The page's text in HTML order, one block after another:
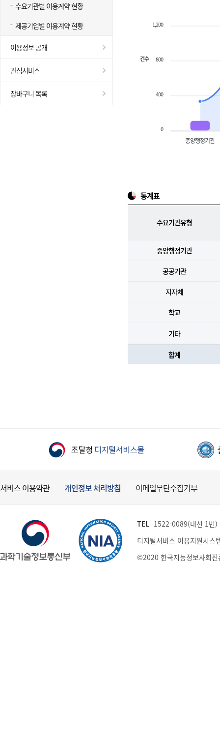
수요기관별 이용계약 현황
제공기업별 이용계약 현황
이용정보 공개
관심서비스
장바구니 목록
1,200
800
400
0
건수
중앙행정기관
통계표
수요기관유형
중앙행정기관
공공기관
지자체
학교
기타
합계
서비스 이용약관 개인정보 처리방침 이메일무단수집거부
TEL 1522-0089(내선 1번
디지털서비스 이용지원시스
©2020 한국지능정보사회진